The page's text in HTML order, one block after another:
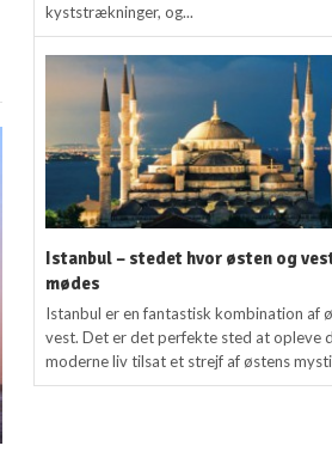
kyststrækninger, og...
Istanbul – stedet hvor østen og
mødes
Istanbul er en fantastisk kombination af
vest. Det er det perfekte sted at opleve
moderne liv tilsat et strejf af østens